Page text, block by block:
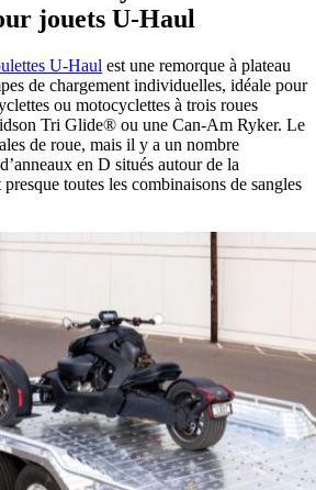
jouets U-Haul
U-Haul est une remorque à plateau
de chargement individuelles, idéale pour
ou motocyclettes à trois roues
Tri Glide® ou une Can-Am Ryker. Le
de roue, mais il y a un nombre
en D situés autour de la
toutes les combinaisons de sangles